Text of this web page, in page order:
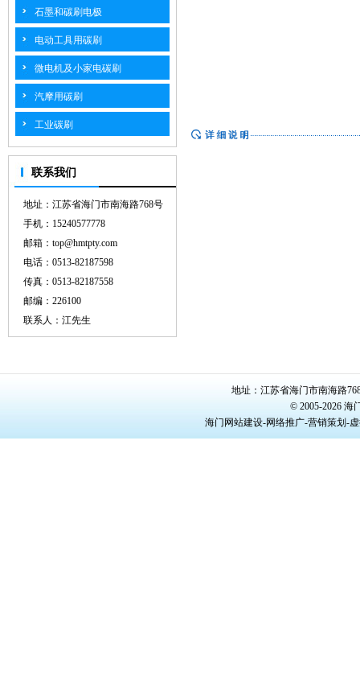
石墨和碳刷电极
电动工具用碳刷
微电机及小家电碳刷
汽摩用碳刷
工业碳刷
联系我们
地址：江苏省海门市南海路768号
手机：15240577778
邮箱：top@hmtpty.com
电话：0513-82187598
传真：0513-82187558
邮编：226100
联系人：江先生
地址：江苏省海门市南海路
© 2005-2026
海门网站建设-网络推广-营销策划-